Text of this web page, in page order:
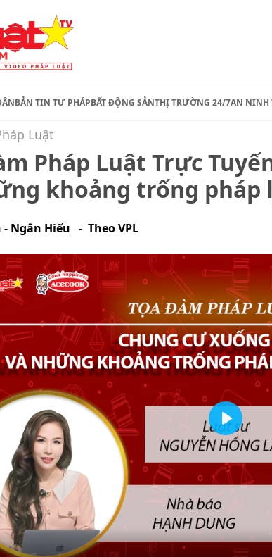
BẢN TIN TƯ PHÁPBẤT ĐỘNG SẢNTHỊ TRƯỜNG 24/7AN NINH
Luật
Pháp Luật Trực
khoảng trống pháp
Ngân Hiếu - Theo VPL
Play